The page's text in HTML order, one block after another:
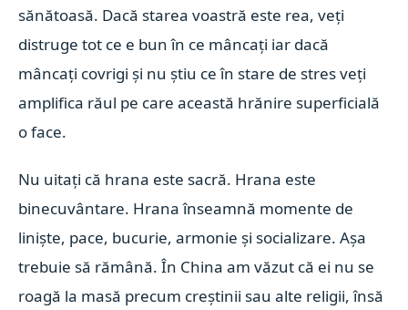
sănătoasă. Dacă starea voastră este rea, veți
distruge tot ce e bun în ce mâncați iar dacă
mâncați covrigi și nu știu ce în stare de stres veți
amplifica răul pe care această hrănire superficială
o face.
Nu uitați că hrana este sacră. Hrana este
binecuvântare. Hrana înseamnă momente de
liniște, pace, bucurie, armonie și socializare. Așa
trebuie să rămână. În China am văzut că ei nu se
roagă la masă precum creștinii sau alte religii, însă